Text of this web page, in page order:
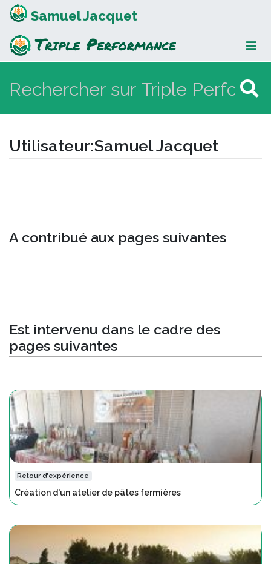
Samuel Jacquet
Utilisateur:Samuel Jacquet
A contribué aux pages suivantes
Est intervenu dans le cadre des
pages suivantes
Retour d'expérience
Création d'un atelier de pâtes fermières